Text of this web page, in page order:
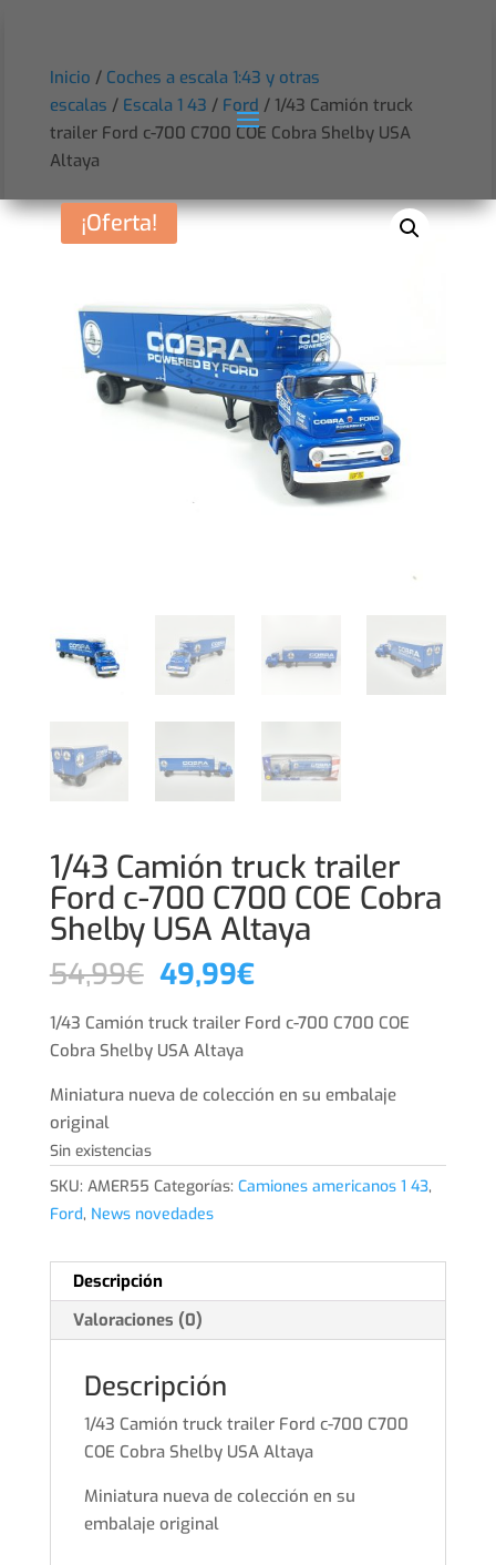
Inicio / Coches a escala 1:43 y otras
escalas / Escala 1 43 / Ford / 1/43 Camión truck
trailer Ford c-700 C700 COE Cobra Shelby USA
Altaya
¡Oferta!
1/43 Camión truck trailer
Ford c-700 C700 COE Cobra
Shelby USA Altaya
54,99€ El
original
era:
54,99€.
49,99€El
actual
49,99€.
1/43 Camión truck trailer Ford c-700 C700 COE
Cobra Shelby USA Altaya
Miniatura nueva de colección en su embalaje
original
Sin existencias
SKU: AMER55 Categorías: Camiones americanos 1 43,
Ford, News novedades
Descripción
Valoraciones (0)
Descripción
1/43 Camión truck trailer Ford c-700 C700
COE Cobra Shelby USA Altaya
Miniatura nueva de colección en su
embalaje original